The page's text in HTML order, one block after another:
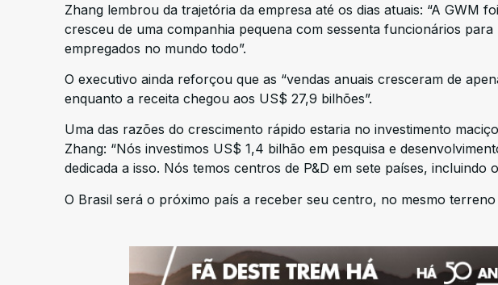
Zhang lembrou da trajetória da empresa até os dias atuais: “A GWM
cresceu de uma companhia pequena com sessenta funcionários
empregados no mundo todo”.
O executivo ainda reforçou que as “vendas anuais cresceram de
enquanto a receita chegou aos US$ 27,9 bilhões”.
Uma das razões do crescimento rápido estaria no investimento
Zhang: “Nós investimos US$ 1,4 bilhão em pesquisa e
dedicada a isso. Nós temos centros de P&D em sete países, incluindo
O Brasil será o próximo país a receber seu centro, no mesmo